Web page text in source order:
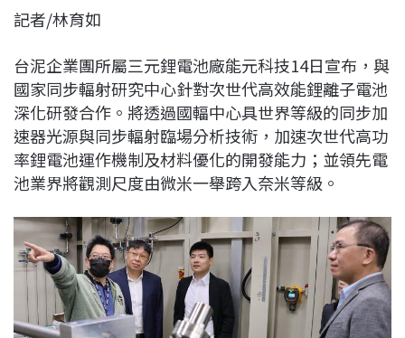
c
b
o
o
k
n
a
d
s
e
d
I
n
L
i
n
k
記者/林育如
台泥企業團所屬三元鋰電池廠能元科技14日宣布，與
國家同步輻射研究中心針對次世代高效能鋰離子電池
深化研發合作。將透過國輻中心具世界等級的同步加
速器光源與同步輻射臨場分析技術，加速次世代高功
率鋰電池運作機制及材料優化的開發能力；並領先電
池業界將觀測尺度由微米一舉跨入奈米等級。